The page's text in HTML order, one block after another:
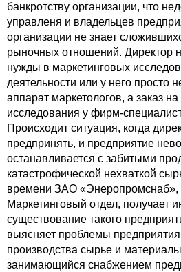
банкротству организации, что
управленя и владельцев
организации не знает
рыночных отношений. Директор
нужды в маркетинговых
деятельности или у него просто
аппарат маркетологов, а заказ
исследования у фирм-
Происходит ситуация, когда
предпринять, и предприятие
останавливается с забитыми
катастрофической нехваткой
времени ЗАО «Энеропромснаб»,
Маркетинговый отдел, получает
существование такого
выясняет проблемы
производства сырье и
занимающийся снабжением